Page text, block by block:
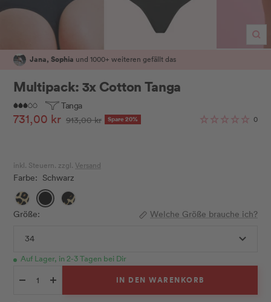
Jana, Sophia und 1000+ weiteren gefällt das
Multipack: 3x Cotton Tanga
Tanga
Angebotspreis
731,00 kr Regulärer
913,00 kr Spare 20% 0
inkl. Steuern. zzgl. Versand
Farbe: Schwarz
Leo
SchwarzSchwarz/Leo
Größe:
Welche Größe brauche ich?
34
Auf Lager, in 2-3 Tagen bei Dir
Menge
Menge
IN DEN WARENKORB